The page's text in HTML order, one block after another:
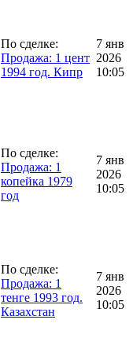
По сделке:
Продажа: 1 цент
1994 год. Кипр
7 янв
2026
10:05
По сделке:
Продажа: 1
копейка 1979
год
7 янв
2026
10:05
По сделке:
Продажа: 1
тенге 1993 год.
Казахстан
7 янв
2026
10:05